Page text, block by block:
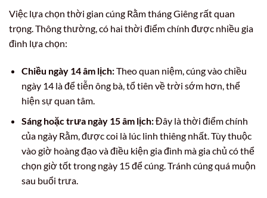
Việc lựa chọn thời gian cúng Rằm tháng Giêng rất quan
trọng. Thông thường, có hai thời điểm chính được nhiều gia
đình lựa chọn:
Chiều ngày 14 âm lịch:Theo quan niệm, cúng vào chiều
ngày 14 là để tiễn ông bà, tổ tiên về trời sớm hơn, thể
hiện sự quan tâm.
Sáng hoặc trưa ngày 15 âm lịch:Đây là thời điểm chính
của ngày Rằm, được coi là lúc linh thiêng nhất. Tùy thuộc
vào giờ hoàng đạo và điều kiện gia đình mà gia chủ có thể
chọn giờ tốt trong ngày 15 để cúng. Tránh cúng quá muộn
sau buổi trưa.